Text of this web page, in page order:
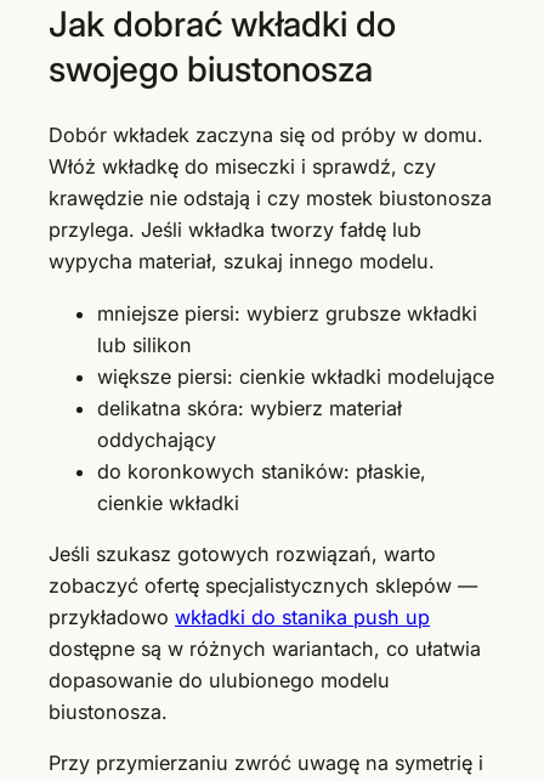
Jak dobrać wkładki do
swojego biustonosza
Dobór wkładek zaczyna się od próby w domu.
Włóż wkładkę do miseczki i sprawdź, czy
krawędzie nie odstają i czy mostek biustonosza
przylega. Jeśli wkładka tworzy fałdę lub
wypycha materiał, szukaj innego modelu.
mniejsze piersi: wybierz grubsze wkładki
lub silikon
większe piersi: cienkie wkładki modelujące
delikatna skóra: wybierz materiał
oddychający
do koronkowych staników: płaskie,
cienkie wkładki
Jeśli szukasz gotowych rozwiązań, warto
zobaczyć ofertę specjalistycznych sklepów —
przykładowo wkładki do stanika push up
dostępne są w różnych wariantach, co ułatwia
dopasowanie do ulubionego modelu
biustonosza.
Przy przymierzaniu zwróć uwagę na symetrię i